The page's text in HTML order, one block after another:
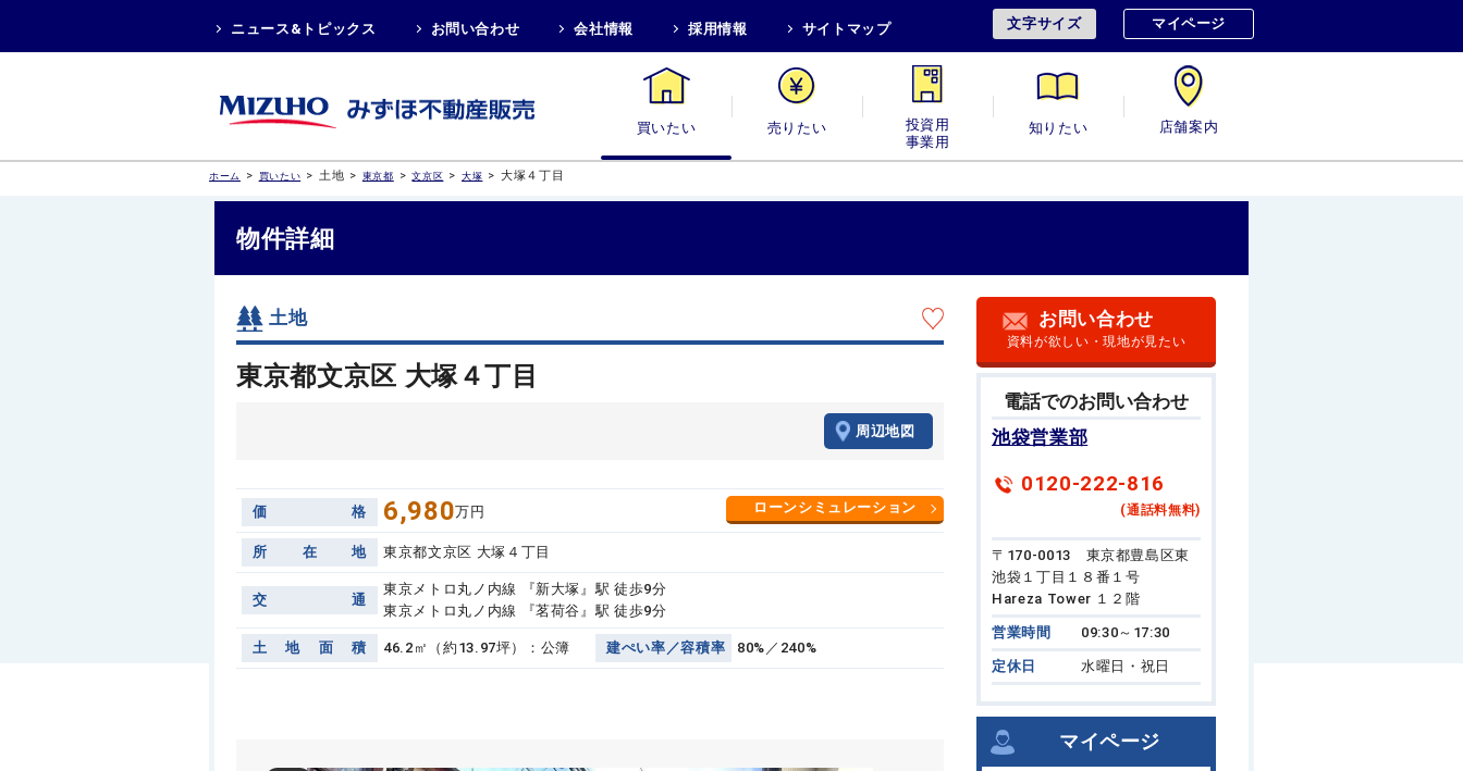
ニュース&トピックス お問い合わせ 会社情報 採用情報 サイトマップ 文字サイズ マイページ
買いたい 売りたい 投資用・事業用 知りたい 店舗案内
ホーム > 買いたい > 土地 > 東京都 > 文京区 > 大塚 > 大塚４丁目
物件詳細
土地
東京都文京区 大塚４丁目
周辺地図
価 格 6,980万円 ローンシミュレーション
所 在 地 東京都文京区 大塚４丁目
交 通
東京メトロ丸ノ内線 『新大塚』駅 徒歩9分
東京メトロ丸ノ内線 『茗荷谷』駅 徒歩9分
土 地 面 積 46.2㎡（約13.97坪）：公簿 建ぺい率 ／容積率 80%／240%
お問い合わせ
資料が欲しい・現地が見たい
電話でのお問い合わせ
池袋営業部
0120-222-816
(通話料無料)
〒170-0013 東京都豊島区東
池袋１丁目１８番１号
Hareza Tower １２階
営業時間 09:30～17:30
定休日 水曜日・祝日
マイページ